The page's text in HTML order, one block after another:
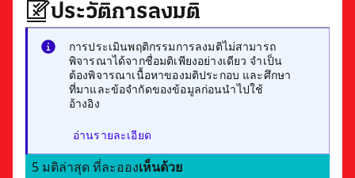
ประวัติการลงมติ
การประเมินพฤติกรรมการลงมติไม่สามารถ
พิจารณาได้จากชื่อมติเพียงอย่างเดียว จำเป็น
ต้องพิจารณาเนื้อหาของมติประกอบ และศึกษา
ที่มาและข้อจำกัดของข้อมูลก่อนนำไปใช้
อ้างอิง
อ่านรายละเอียด
5 มติล่าสุด ที่ละอองเห็นด้วย